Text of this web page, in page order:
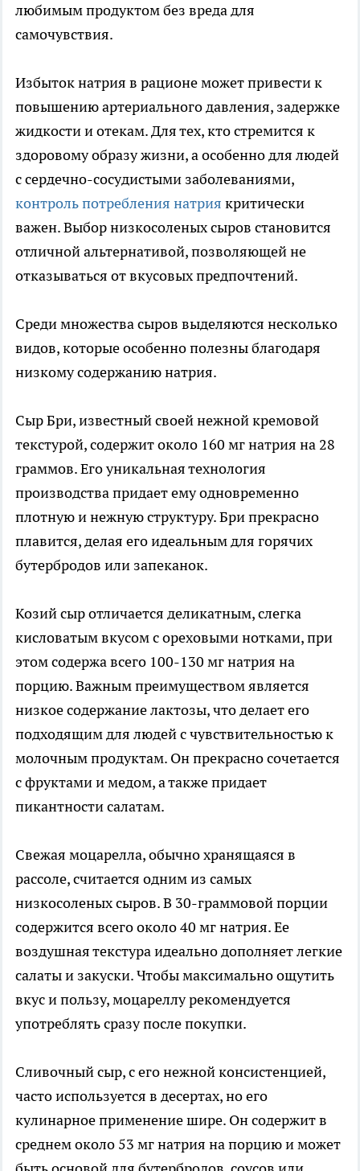
любимым продуктом без вреда для
самочувствия.
Избыток натрия в рационе может привести к
повышению артериального давления, задержке
жидкости и отекам. Для тех, кто стремится к
здоровому образу жизни, а особенно для людей
с сердечно-сосудистыми заболеваниями,
контроль потребления натрия критически
важен. Выбор низкосоленых сыров становится
отличной альтернативой, позволяющей не
отказываться от вкусовых предпочтений.
Среди множества сыров выделяются несколько
видов, которые особенно полезны благодаря
низкому содержанию натрия.
Сыр Бри, известный своей нежной кремовой
текстурой, содержит около 160 мг натрия на 28
граммов. Его уникальная технология
производства придает ему одновременно
плотную и нежную структуру. Бри прекрасно
плавится, делая его идеальным для горячих
бутербродов или запеканок.
Козий сыр отличается деликатным, слегка
кисловатым вкусом с ореховыми нотками, при
этом содержа всего 100-130 мг натрия на
порцию. Важным преимуществом является
низкое содержание лактозы, что делает его
подходящим для людей с чувствительностью к
молочным продуктам. Он прекрасно сочетается
с фруктами и медом, а также придает
пикантности салатам.
Свежая моцарелла, обычно хранящаяся в
рассоле, считается одним из самых
низкосоленых сыров. В 30-граммовой порции
содержится всего около 40 мг натрия. Ее
воздушная текстура идеально дополняет легкие
салаты и закуски. Чтобы максимально ощутить
вкус и пользу, моцареллу рекомендуется
употреблять сразу после покупки.
Сливочный сыр, с его нежной консистенцией,
часто используется в десертах, но его
кулинарное применение шире. Он содержит в
среднем около 53 мг натрия на порцию и может